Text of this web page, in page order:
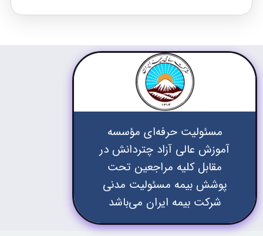
مسئولیت حرفه‌ای مؤسسه
آموزش عالی آزاد چتردانش در
مقابل کلیه مراجعین تحت
پوشش بیمه مسئولیت مدنی
شرکت بیمه ایران می‌باشد